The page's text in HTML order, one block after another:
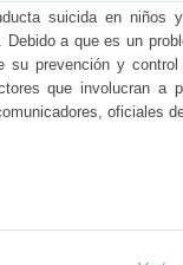
suicida en niños
a que es un
su prevención y
que involucran a
oficiales